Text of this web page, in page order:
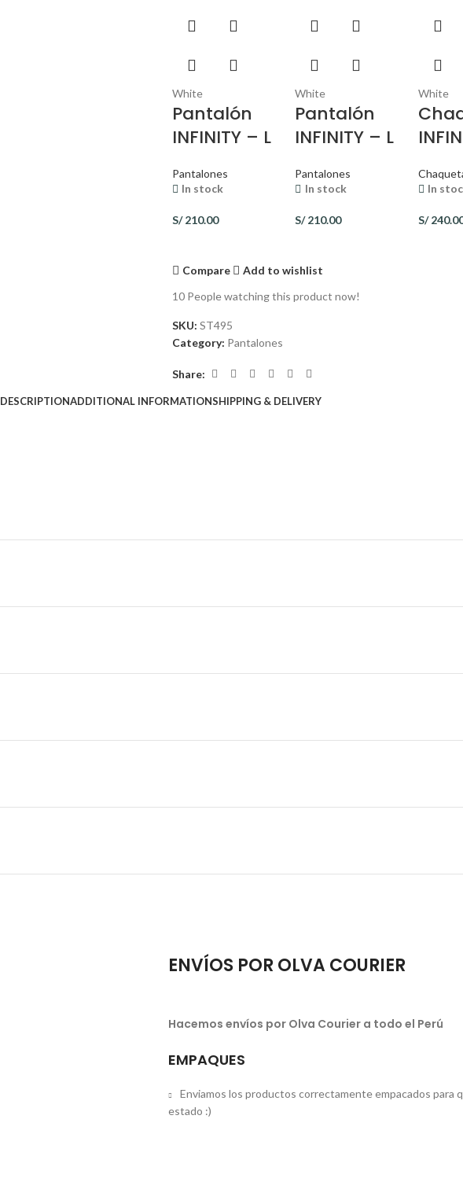
White
Pantalón
INFINITY – L
Pantalones
In stock
S/210.00
White
Pantalón
INFINITY – L
Pantalones
In stock
S/210.00
White
In
S/
Compare
Add to wishlist
10 People watching this product now!
SKU: ST495
Category: Pantalones
Share:
DESCRIPTIONADDITIONAL INFORMATIONSHIPPING & DELIVERY
ENVÍOS POR OLVA COURIER
Hacemos envíos por Olva Courier a todo el Perú
EMPAQUES
Enviamos los productos correctamente empacados para
estado :)